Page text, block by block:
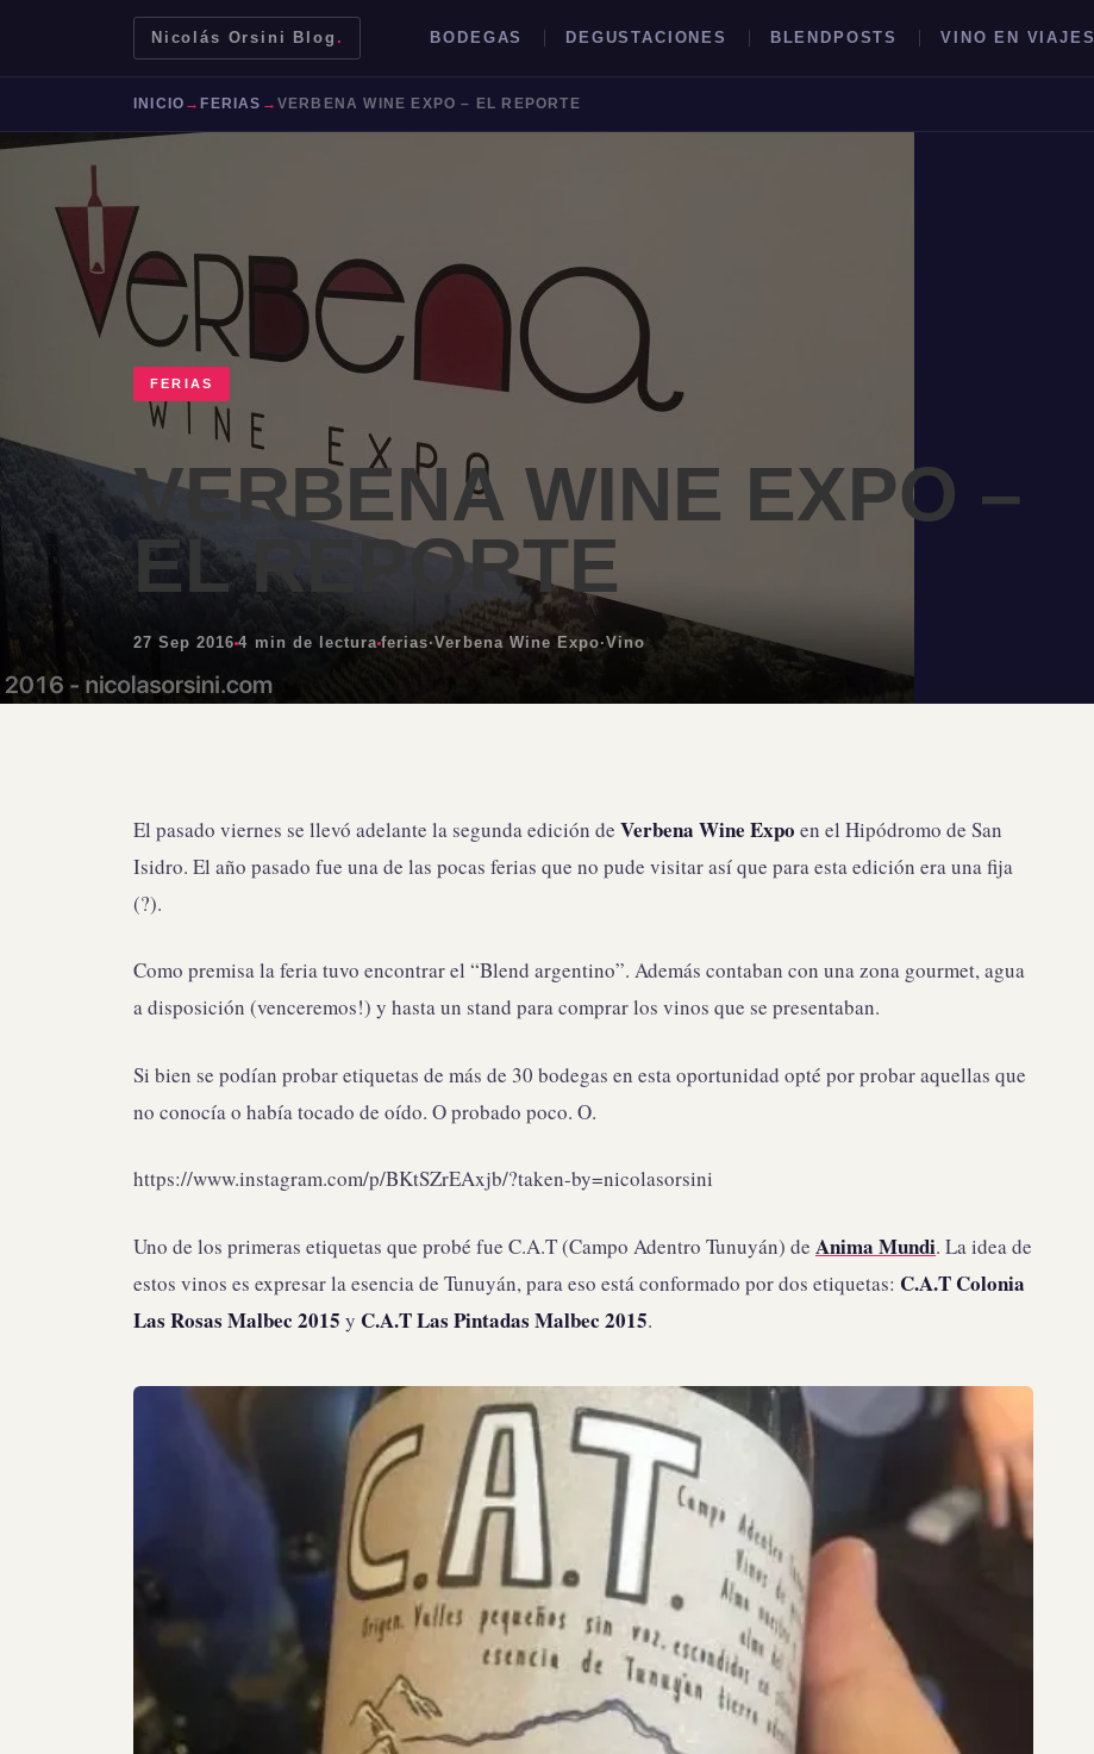
Nicolás Orsini Blog . BODEGAS DEGUSTACIONES BLENDPOSTS VINO EN VIAJES
BUSCAR →
Mendoza Malbec
INICIO → FERIAS → VERBENA WINE EXPO – EL REPORTE
FERIAS
VERBENA WINE EXPO –
EL REPORTE
27 Sep 2016 4 min de lectura ferias·Verbena Wine Expo·Vino
El pasado viernes se llevó adelante la segunda edición de Verbena Wine Expo en el Hipódromo de San
Isidro. El año pasado fue una de las pocas ferias que no pude visitar así que para esta edición era una fija
(?).
Como premisa la feria tuvo encontrar el “Blend argentino”. Además contaban con una zona gourmet, agua
a disposición (venceremos!) y hasta un stand para comprar los vinos que se presentaban.
Si bien se podían probar etiquetas de más de 30 bodegas en esta oportunidad opté por probar aquellas que
no conocía o había tocado de oído. O probado poco. O.
https://www.instagram.com/p/BKtSZrEAxjb/?taken-by=nicolasorsini
Uno de los primeras etiquetas que probé fue C.A.T (Campo Adentro Tunuyán) de Anima Mundi. La idea de
estos vinos es expresar la esencia de Tunuyán, para eso está conformado por dos etiquetas: C.A.T Colonia
Las Rosas Malbec 2015 y C.A.T Las Pintadas Malbec 2015.